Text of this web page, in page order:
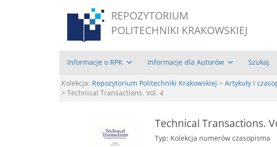
REPOZYTORIUM
POLITECHNIKI KRAKOWSKIEJ
Informacje o RPK Informacje dla Autorów Szukaj
Kolekcja: Repozytorium Politechniki Krakowskiej > Artykuły i
> Technical Transactions. Vol. 4
Technical Transactions.
Typ: Kolekcja numerów czasopisma